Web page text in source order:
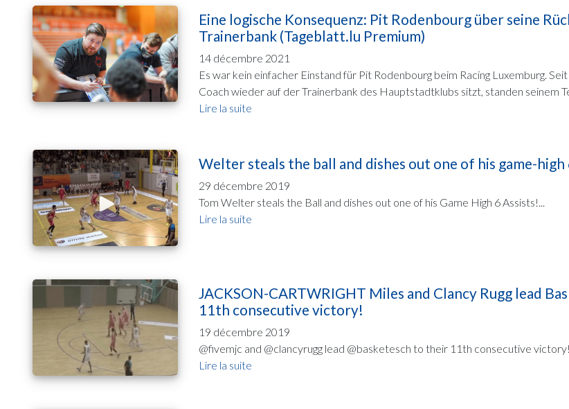
Eine logische Konsequenz: Pit Rodenbourg über seine
Trainerbank (Tageblatt.lu Premium)
14 décembre 2021
Es war kein einfacher Einstand für Pit Rodenbourg beim Racing Luxemburg.
Coach wieder auf der Trainerbank des Hauptstadtklubs sitzt, standen seinem
Lire la suite
Welter steals the ball and dishes out one of his game-high
29 décembre 2019
Tom Welter steals the Ball and dishes out one of his Game High 6 Assists!...
Lire la suite
JACKSON-CARTWRIGHT Miles and Clancy Rugg lead
11th consecutive victory!
19 décembre 2019
@fivemjc and @clancyrugg lead @basketesch to their 11th consecutive
Lire la suite